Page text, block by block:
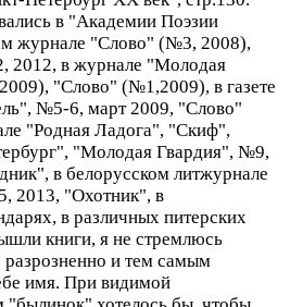
в "Академии Поэзии
журнале "Слово" (№3, 2008),
2012, в журнале "Молодая
"Слово" (№1,2009), в газете
№5-6, март 2009, "Слово"
"Родная Ладога", "Скиф",
"Молодая Гвардия", №9,
в белорусском литжурнале
2013, "Охотник", в
в различных питерских
книги, я не стремлюсь
разрозненно и тем самым
имя. При видимой